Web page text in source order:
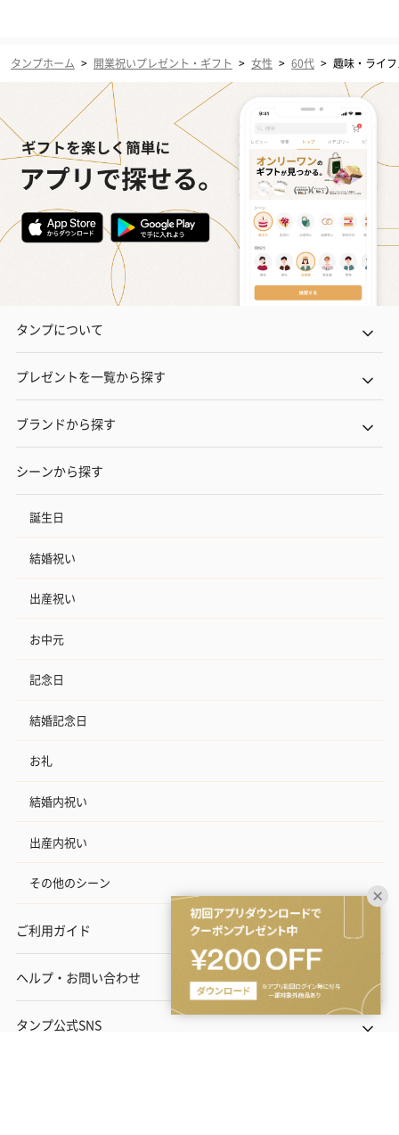
タンプホーム > 開業祝いプレゼント・ギフト > 女性 > 60代 > 趣味・ライ
タンプについて
プレゼントを一覧から探す
ブランドから探す
シーンから探す
誕生日
結婚祝い
出産祝い
お中元
記念日
結婚記念日
お礼
結婚内祝い
出産内祝い
その他のシーン
ご利用ガイド
ヘルプ・お問い合わせ
タンプ公式SNS